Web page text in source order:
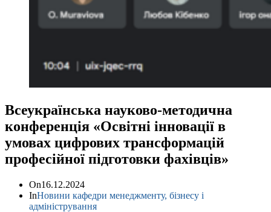
Всеукраїнська науково-методична
конференція «Освітні інновації в
умовах цифрових трансформацій
професійної підготовки фахівців»
On16.12.2024
InНовини кафедри менеджменту, бізнесу і
адміністрування